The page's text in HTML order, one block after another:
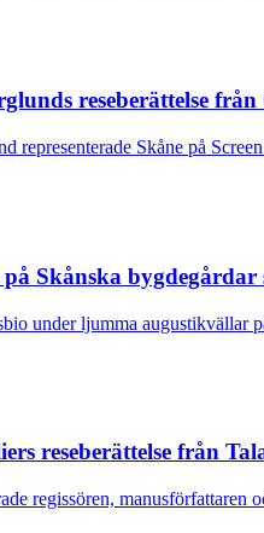
reseberättelse
representerade Skåne på
Skånska bygdegårdar
under ljumma augustikvällar
reseberättelse från
regissören, manusförfattaren